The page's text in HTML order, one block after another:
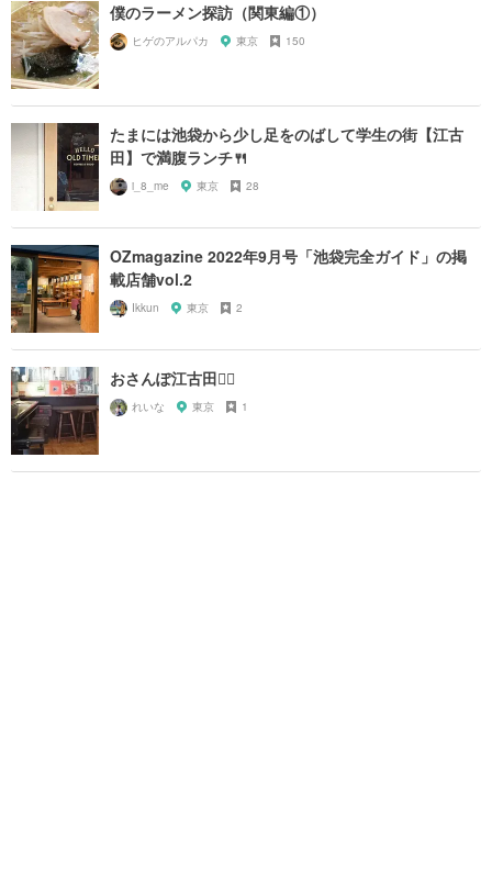
僕のラーメン探訪（関東編①）
ヒゲのアルパカ 東京 150
たまには池袋から少し足をのばして学生の街【江古
田】で満腹ランチ🍴
i_8_me 東京 28
OZmagazine 2022年9月号「池袋完全ガイド」の掲
載店舗vol.2
Ikkun 東京 2
おさんぽ江古田🚶‍♀️
れいな 東京 1